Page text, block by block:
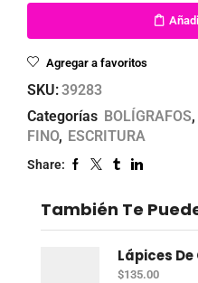
Agregar a favoritos
SKU:39283
Categorías BOLÍGRAFOS,
FINO, ESCRITURA
Share:
También Te
$135.00